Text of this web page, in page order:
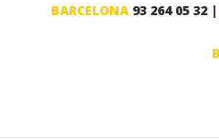
BARCELONA 93 264 05 32 |